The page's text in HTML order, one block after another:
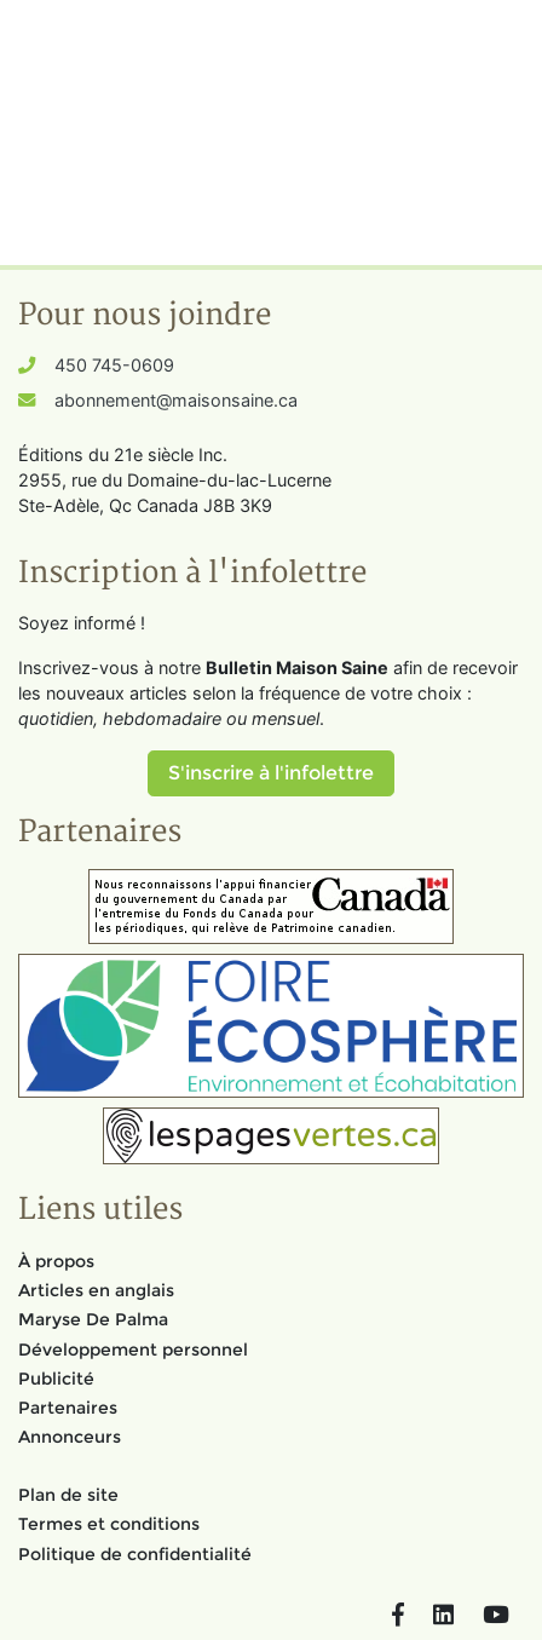
Pour nous joindre
450 745-0609
abonnement@maisonsaine.ca
Éditions du 21e siècle Inc.
2955, rue du Domaine-du-lac-Lucerne
Ste-Adèle, Qc Canada J8B 3K9
Inscription à l'infolettre
Soyez informé !
Inscrivez-vous à notre Bulletin Maison Saine afin de recevoir
les nouveaux articles selon la fréquence de votre choix :
quotidien, hebdomadaire ou mensuel.
S'inscrire à l'infolettre
Partenaires
Liens utiles
À propos
Articles en anglais
Maryse De Palma
Développement personnel
Publicité
Partenaires
Annonceurs
Plan de site
Termes et conditions
Politique de confidentialité
FacebookLinkedIn